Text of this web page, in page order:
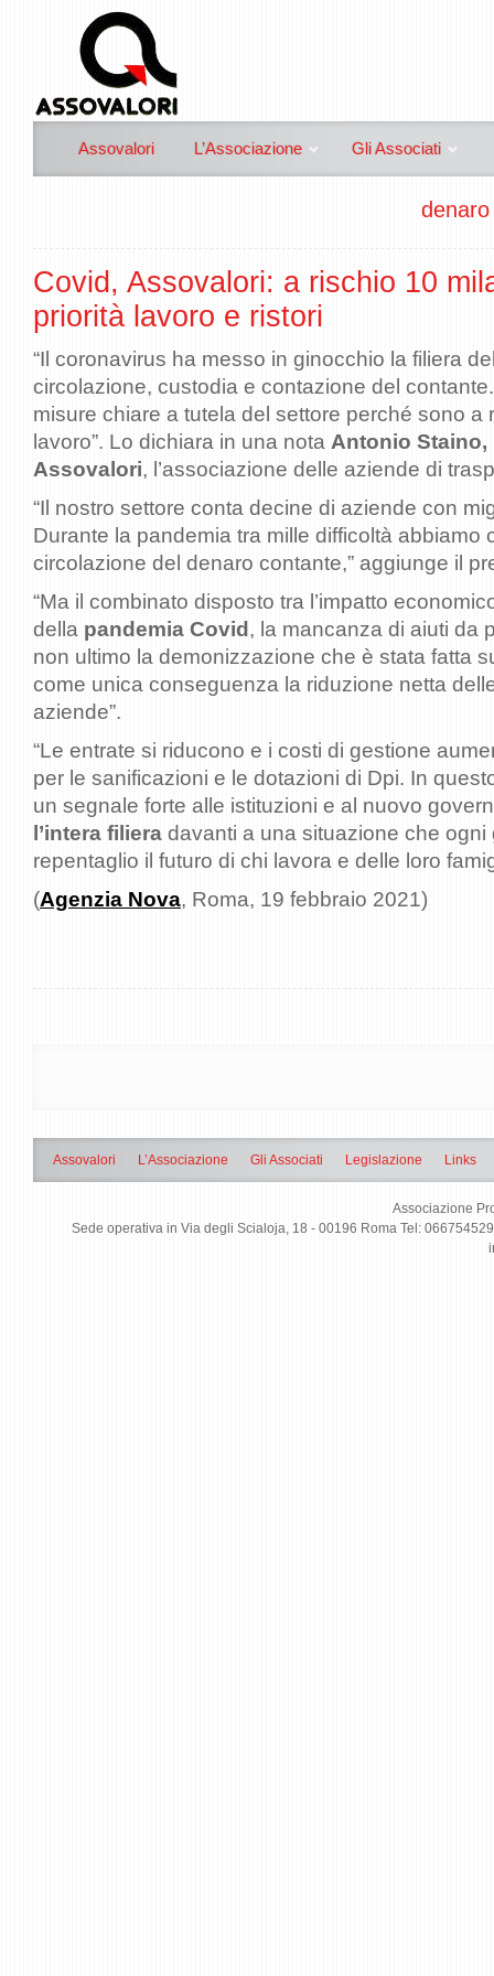
Assovalori L’Associazione Gli Associati
Covid, Assovalori: a rischio 10
priorità lavoro e ristori
“Il coronavirus ha messo in ginocchio la filiera
circolazione, custodia e contazione del
misure chiare a tutela del settore perché sono a
lavoro”. Lo dichiara in una nota Antonio
Assovalori, l’associazione delle aziende di
“Il nostro settore conta decine di aziende con
Durante la pandemia tra mille difficoltà abbiamo
circolazione del denaro contante,” aggiunge il
“Ma il combinato disposto tra l’impatto
della pandemia Covid , la mancanza di aiuti da
non ultimo la demonizzazione che è stata fatta
come unica conseguenza la riduzione netta
aziende”.
“Le entrate si riducono e i costi di gestione
per le sanificazioni e le dotazioni di Dpi. In
un segnale forte alle istituzioni e al nuovo
l’intera filiera davanti a una situazione che ogni
repentaglio il futuro di chi lavora e delle loro
(Agenzia Nova, Roma, 19 febbraio 2021)
Assovalori L’Associazione Gli Associati Legislazione Links
Associazione
Sede operativa in Via degli Scialoja, 18 - 00196 Roma Tel: